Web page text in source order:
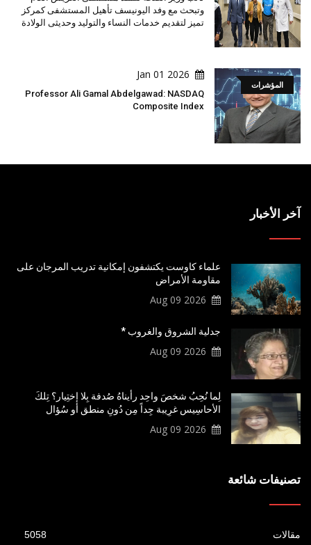
وتبحث مع وفد اليونيسف تأهيل المستشفى كمركز
تميز لتقديم خدمات النساء والتوليد وحديثى الولادة
المؤشرات
2026 Jan 01
Professor Ali Gamal Abdelgawad: NASDAQ
Composite Index
آخر الأخبار
علماء كاوست يكتشفون إمكانية تدريب المرجان على
مقاومة الأمراض
2026 Aug 09
جدلية الشروق والغروب *
2026 Aug 09
لِما نُحِبُ شخصَ واحِد رأيناهُ صُدفة بِلا إختِيار؟ تِلكَ
الأحاسِيس غرِيبة جِداً مِن دُونِ منطق أو سُؤال
2026 Aug 09
تصنيفات شائعة
مقالات 5058